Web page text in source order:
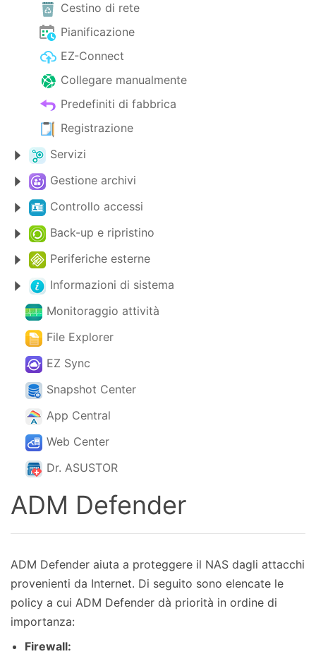
Cestino di rete
Pianificazione
EZ-Connect
Collegare manualmente
Predefiniti di fabbrica
Registrazione
Servizi
Gestione archivi
Controllo accessi
Back-up e ripristino
Periferiche esterne
Informazioni di sistema
Monitoraggio attività
File Explorer
EZ Sync
Snapshot Center
App Central
Web Center
Dr. ASUSTOR
ADM Defender
ADM Defender aiuta a proteggere il NAS dagli attacchi
provenienti da Internet. Di seguito sono elencate le
policy a cui ADM Defender dà priorità in ordine di
importanza:
Firewall: